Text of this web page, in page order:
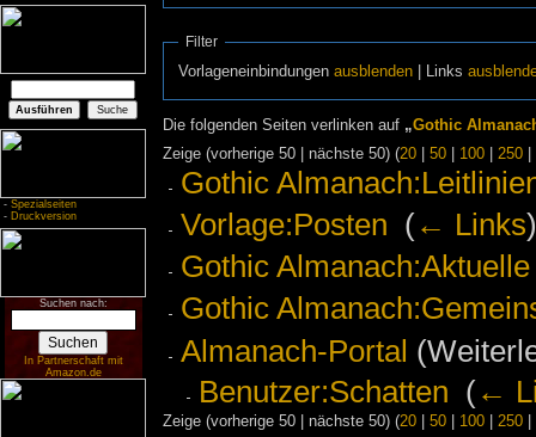
- Spezialseiten
- Druckversion
Suchen nach:
In Partnerschaft mit
Amazon.de
Filter
Vorlageneinbindungenausblenden | Links
Die folgenden Seiten verlinken auf „Gothic
Zeige (vorherige 50 | nächste 50) (20| 50| 100| 250|
Gothic
Vorlage:Posten (← Links)
Gothic
Gothic
Almanach-Portal
Benutzer:Schatten (←
Zeige (vorherige 50 | nächste 50) (20| 50| 100| 250|